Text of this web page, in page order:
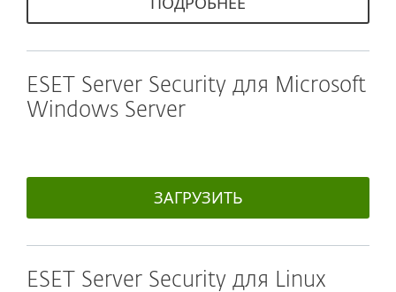
ESET Server Security для Microsoft
Windows Server
ЗАГРУЗИТЬ
ESET Server Security для Linux